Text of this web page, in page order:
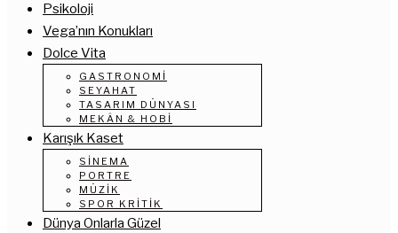
Psikoloji
Vega’nın Konukları
Dolce Vita
GASTRONOMI
SEYAHAT
TASARIM DÜNYASI
MEKÂN & HOBI
Karışık Kaset
SINEMA
PORTRE
MÜZIK
SPOR KRITIK
Dünya Onlarla Güzel